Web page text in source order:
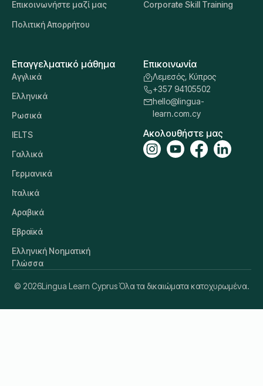
Επικοινωνήστε μαζί μας
Πολιτική Απορρήτου
Corporate Skill Training
Επαγγελματικό μάθημα
Αγγλικά
Ελληνικά
Ρωσικά
IELTS
Γαλλικά
Γερμανικά
Ιταλικά
Αραβικά
Εβραϊκά
Ελληνική Νοηματική
Γλώσσα
Επικοινωνία
Λεμεσός, Κύπρος
+357 94105502
hello@lingua-
learn.com.cy
Ακολουθήστε μας
© 2026Lingua Learn Cyprus Όλα τα δικαιώματα κατοχυρωμένα.